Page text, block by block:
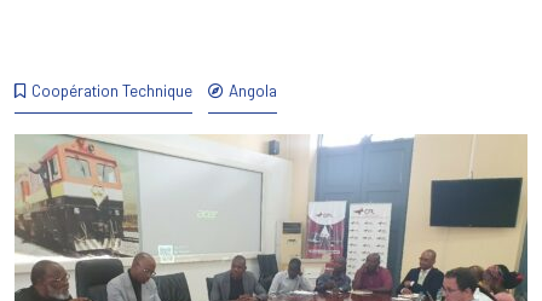
Coopération Technique Angola